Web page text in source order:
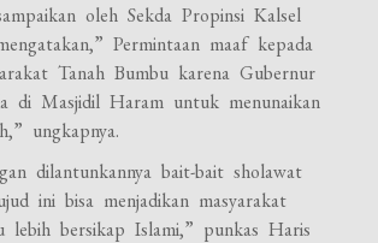
oleh Sekda Propinsi Kalsel
Permintaan maaf kepada
Tanah Bumbu karena Gubernur
di Masjidil Haram untuk menunaikan
ungkapnya.
dilantunkannya bait-bait sholawat
ini bisa menjadikan masyarakat
lebih bersikap Islami,” punkas Haris